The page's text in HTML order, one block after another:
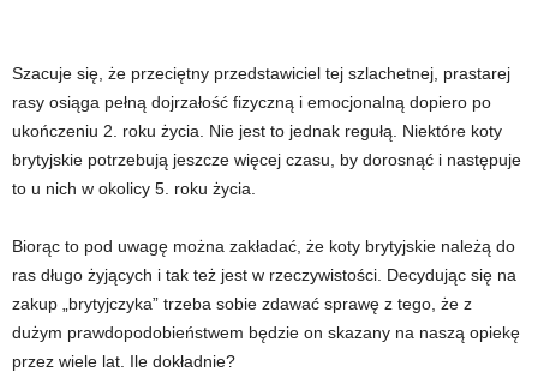
Szacuje się, że przeciętny przedstawiciel tej szlachetnej, prastarej
rasy osiąga pełną dojrzałość fizyczną i emocjonalną dopiero po
ukończeniu 2. roku życia. Nie jest to jednak regułą. Niektóre koty
brytyjskie potrzebują jeszcze więcej czasu, by dorosnąć i następuje
to u nich w okolicy 5. roku życia.
Biorąc to pod uwagę można zakładać, że koty brytyjskie należą do
ras długo żyjących i tak też jest w rzeczywistości. Decydując się na
zakup „brytyjczyka” trzeba sobie zdawać sprawę z tego, że z
dużym prawdopodobieństwem będzie on skazany na naszą opiekę
przez wiele lat. Ile dokładnie?